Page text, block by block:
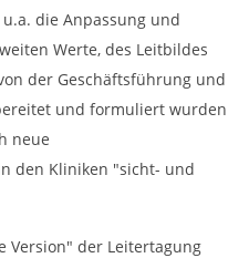
die Anpassung und
Werte, des Leitbildes
der Geschäftsführung und
und formuliert wurden
neue
den Kliniken "sicht- und
Version" der Leitertagung